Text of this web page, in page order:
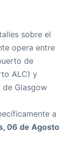
sobre el
opera entre
de
ALC) y
Glasgow
a
06 de Agosto